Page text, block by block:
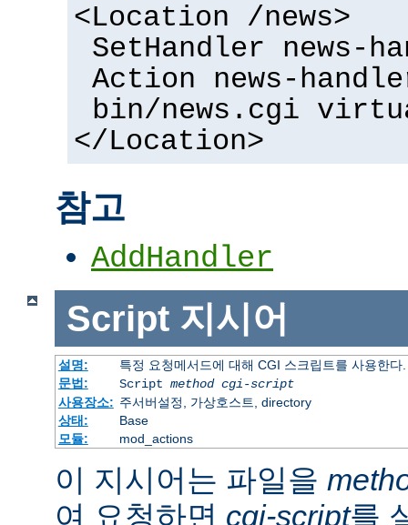
<Location /news>
SetHandler news-
Action news-
bin/news.cgi
</Location>
참고
AddHandler
Script 지시어
설명:
특정 요청메서드에 대해 CGI 스크립트를 사용한다.
문법:
Script method cgi-script
사용장소: 주서버설정, 가상호스트, directory
상태:
Base
모듈:
mod_actions
이 지시어는 파일을
여 요청하면 cgi-script를